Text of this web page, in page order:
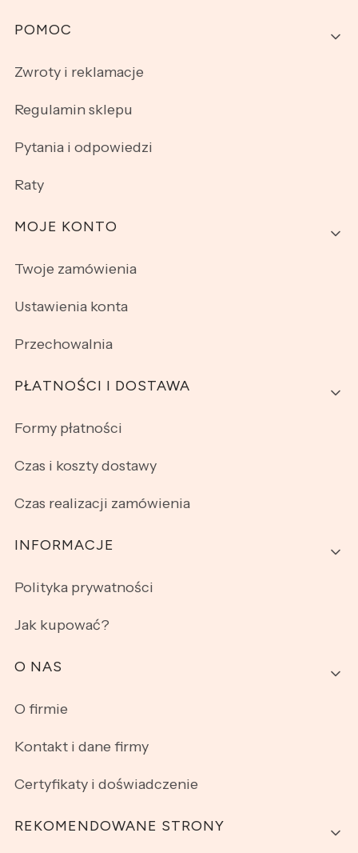
Linki w stopce
POMOC
Zwroty i reklamacje
Regulamin sklepu
Pytania i odpowiedzi
Raty
MOJE KONTO
Twoje zamówienia
Ustawienia konta
Przechowalnia
PŁATNOŚCI I DOSTAWA
Formy płatności
Czas i koszty dostawy
Czas realizacji zamówienia
INFORMACJE
Polityka prywatności
Jak kupować?
O NAS
O firmie
Kontakt i dane firmy
Certyfikaty i doświadczenie
REKOMENDOWANE STRONY